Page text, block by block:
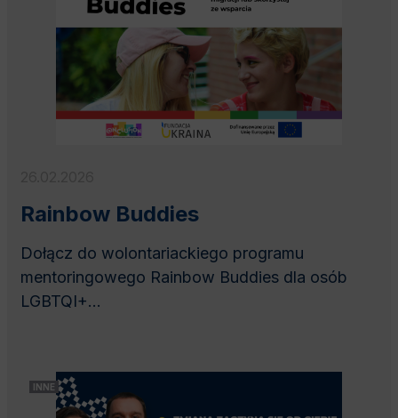
Rainbow Buddies
Dołącz do wolontariackiego programu
mentoringowego Rainbow Buddies dla osób
LGBTQI+...
INNE